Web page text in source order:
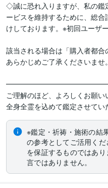
◇誠に恐れ入りますが、私の鑑
ービスを維持するために、総
けしております。※初回ユーザ
該当される場合は「購入者都合
あらかじめご了承くださいませ
ご理解のほど、よろしくお願い
全身全霊を込めて鑑定させてい
※鑑定・祈祷・施術の結
の参考としてご活用く
を保証するものではあ
言ではありません。